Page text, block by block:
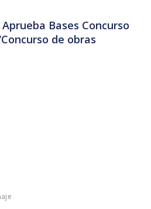
Bases Concurso
de obras